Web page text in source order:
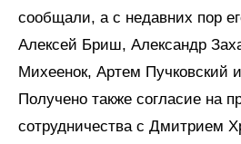
сообщали, а с недавних пор
Алексей Бриш, Александр
Михеенок, Артем Пучковский
Получено также согласие на
сотрудничества с Дмитрием